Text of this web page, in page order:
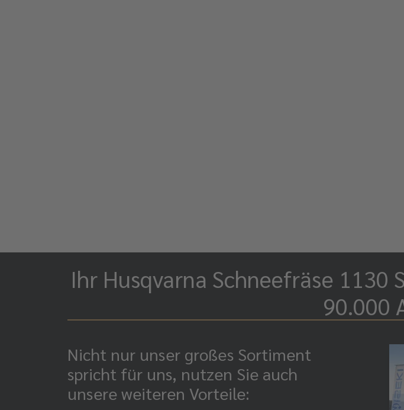
Ihr Husqvarna Schneefräse 1130
90.000
Nicht nur unser großes Sortiment
spricht für uns, nutzen Sie auch
unsere weiteren Vorteile: